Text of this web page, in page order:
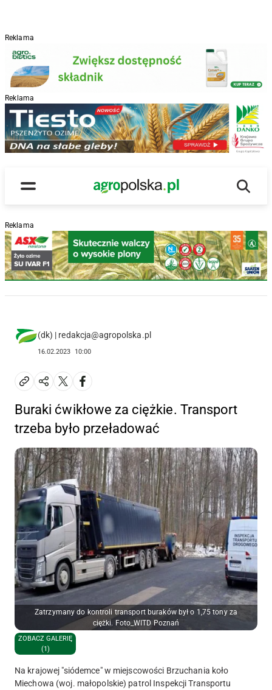
Reklama
Reklama
Menu
Main Logo
Reklama
(dk) | redakcja@agropolska.pl
16.02.2023 10:00
Buraki ćwikłowe za ciężkie. Transport
trzeba było przeładować
Zatrzymany do kontroli transport buraków był o 1,75 tony za
ciężki. Foto_WITD Poznań
ZOBACZ GALERIĘ
(1)
Na krajowej "siódemce" w miejscowości Brzuchania koło
Miechowa (woj. małopolskie) patrol Inspekcji Transportu